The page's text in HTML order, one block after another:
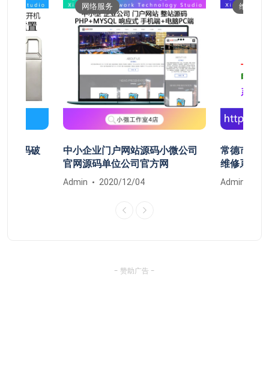
密码破
网络服务
中小企业门户网站源码小微公司
官网源码单位公司官方网
Admin 2020/12/04
维修服
常德市鼎
维修系统
Admin
- 赞助广告 -